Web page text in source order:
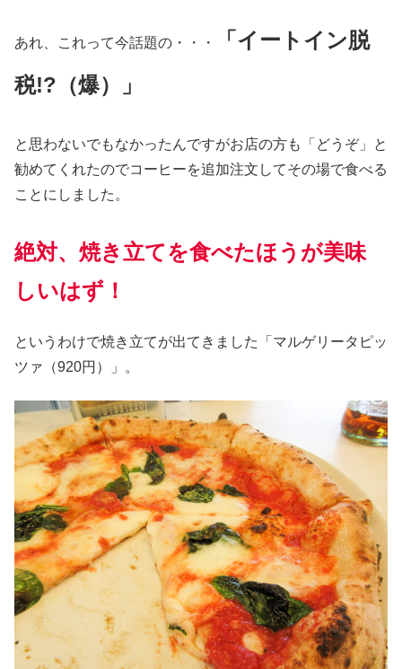
あれ、これって今話題の・・・
「イートイン脱
税!?（爆）」
と思わないでもなかったんですがお店の方も「どうぞ」と
勧めてくれたのでコーヒーを追加注文してその場で食べる
ことにしました。
絶対、焼き立てを食べたほうが美味
しいはず！
というわけで焼き立てが出てきました「マルゲリータピッ
ツァ（920円）」。